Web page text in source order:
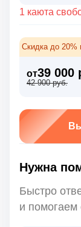
1 каюта
Скидка до 20%
от39 000
42 900 руб.
Нужна
Быстро
и помогаем